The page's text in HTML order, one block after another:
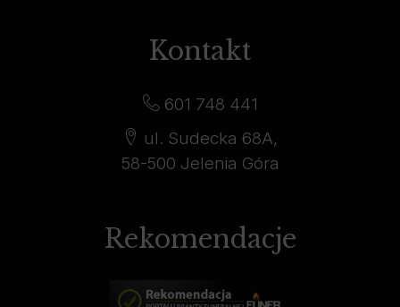
Kontakt
601 748 441
ul. Sudecka 68A,
58-500 Jelenia Góra
Rekomendacje